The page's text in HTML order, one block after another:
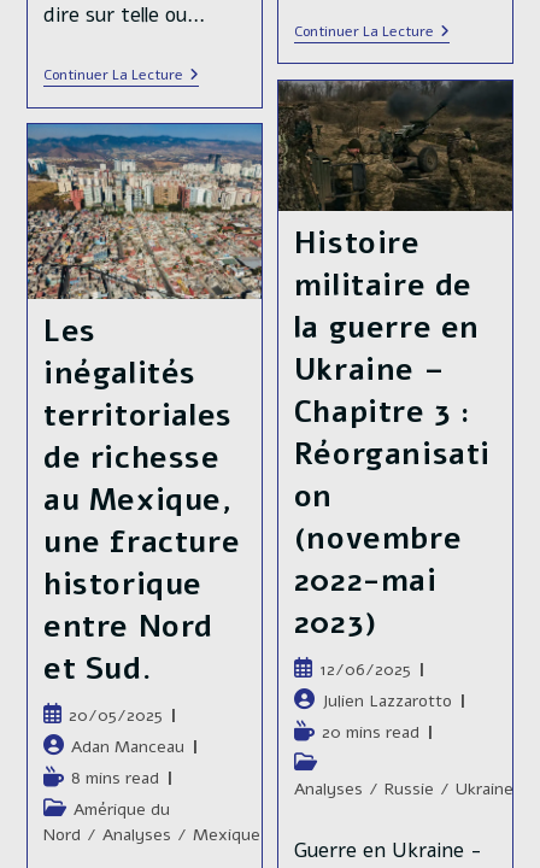
dire sur telle ou…
Continuer La LectureHistoire
Militaire
De
La
Guerre
En
Ukraine
–
Chapitre
5
:
(interlude)
:
Logistique
Industrielle
Continuer La LectureHistoire
Militaire
De
La
Guerre
En
Ukraine
–
Chapitre
4
Illusions
(juin
2023-
Septembre
Histoire
militaire de
la guerre en
Ukraine –
Chapitre 3 :
Réorganisati
on
(novembre
2022-mai
2023)
Publication
publiée :
12/06/2025
Auteur/autrice
de
la
publication :
Julien Lazzarotto
Temps
de
lecture :
20 mins read
Post
category:
Analyses / Russie / Ukraine
Guerre en Ukraine -
Les
inégalités
territoriales
de richesse
au Mexique,
une fracture
historique
entre Nord
et Sud.
Publication
publiée :
20/05/2025
Auteur/autrice
de
la
publication :
Adan Manceau
Temps
de
lecture :
8 mins read
Post
category:
Amérique du
Nord / Analyses / Mexique